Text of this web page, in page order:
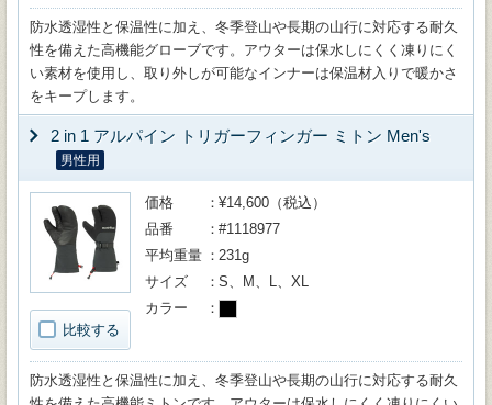
防水透湿性と保温性に加え、冬季登山や長期の山行に対応する耐久
性を備えた高機能グローブです。アウターは保水しにくく凍りにく
い素材を使用し、取り外しが可能なインナーは保温材入りで暖かさ
をキープします。
2 in 1 アルパイン トリガーフィンガー ミトン Men's
男性用
比較する
価格
¥14,600（税込）
品番
#1118977
平均重量
231g
サイズ
S、M、L、XL
カラー
防水透湿性と保温性に加え、冬季登山や長期の山行に対応する耐久